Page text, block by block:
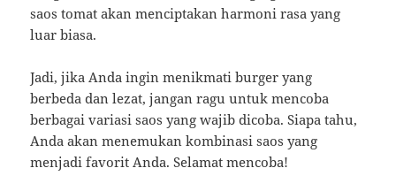
saos tomat akan menciptakan harmoni rasa yang
luar biasa.
Jadi, jika Anda ingin menikmati burger yang
berbeda dan lezat, jangan ragu untuk mencoba
berbagai variasi saos yang wajib dicoba. Siapa tahu,
Anda akan menemukan kombinasi saos yang
menjadi favorit Anda. Selamat mencoba!